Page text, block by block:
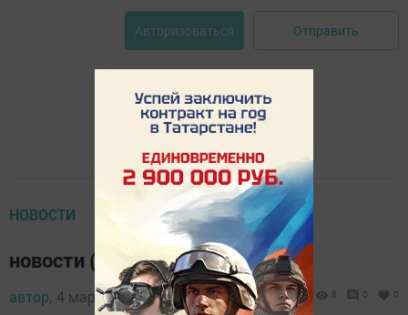
Авторизоваться Отправить
НОВОСТИ
новости (3 марта)
автор, 4 марта 2015 - 05:31 8 0 0